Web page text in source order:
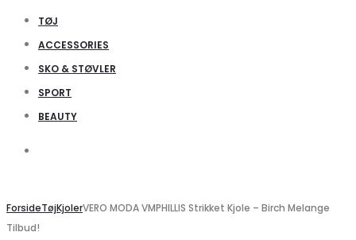
TØJ
ACCESSORIES
SKO & STØVLER
SPORT
BEAUTY
ForsideTøjKjolerVERO MODA VMPHILLIS Strikket Kjole – Birch Melange
Tilbud!